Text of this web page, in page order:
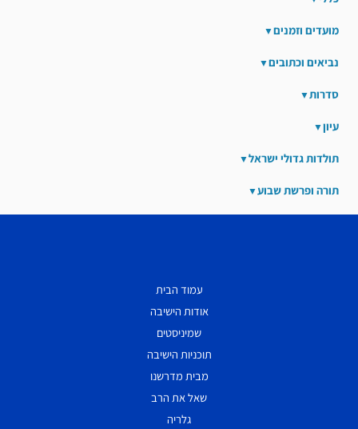
מועדים וזמנים
נביאים וכתובים
סדרות
עיון
תולדות גדולי ישראל
תורה ופרשת שבוע
עמוד הבית
אודות הישיבה
שמיניסטים
תוכניות הישיבה
מבית מדרשנו
שאל את הרב
גלריה